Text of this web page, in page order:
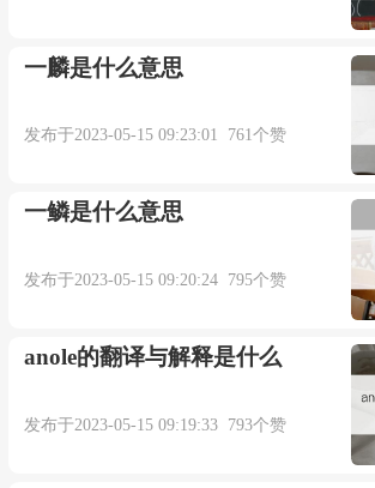
一麟是什么意思
发布于2023-05-15 09:23:01 761个赞
一鳞是什么意思
发布于2023-05-15 09:20:24 795个赞
anole的翻译与解释是什么
发布于2023-05-15 09:19:33 793个赞